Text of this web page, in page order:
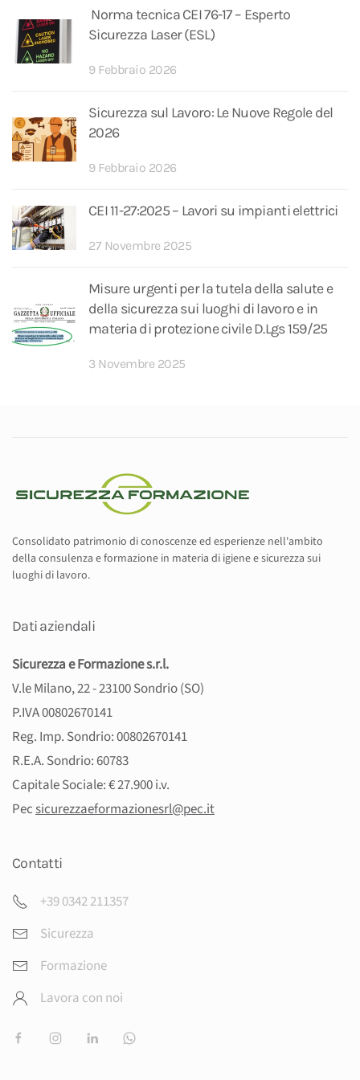
Norma tecnica CEI 76-17 – Esperto
Sicurezza Laser (ESL)
9 Febbraio 2026
Sicurezza sul Lavoro: Le Nuove Regole del
2026
9 Febbraio 2026
CEI 11-27:2025 – Lavori su impianti elettrici
27 Novembre 2025
Misure urgenti per la tutela della salute e
della sicurezza sui luoghi di lavoro e in
materia di protezione civile D.Lgs 159/25
3 Novembre 2025
Consolidato patrimonio di conoscenze ed esperienze nell'ambito
della consulenza e formazione in materia di igiene e sicurezza sui
luoghi di lavoro.
Dati aziendali
Sicurezza e Formazione s.r.l.
V.le Milano, 22 - 23100 Sondrio (SO)
P.IVA 00802670141
Reg. Imp. Sondrio: 00802670141
R.E.A. Sondrio: 60783
Capitale Sociale: € 27.900 i.v.
Pecsicurezzaeformazionesrl@pec.it
Contatti
+39 0342 211357
Sicurezza
Formazione
Lavora con noi